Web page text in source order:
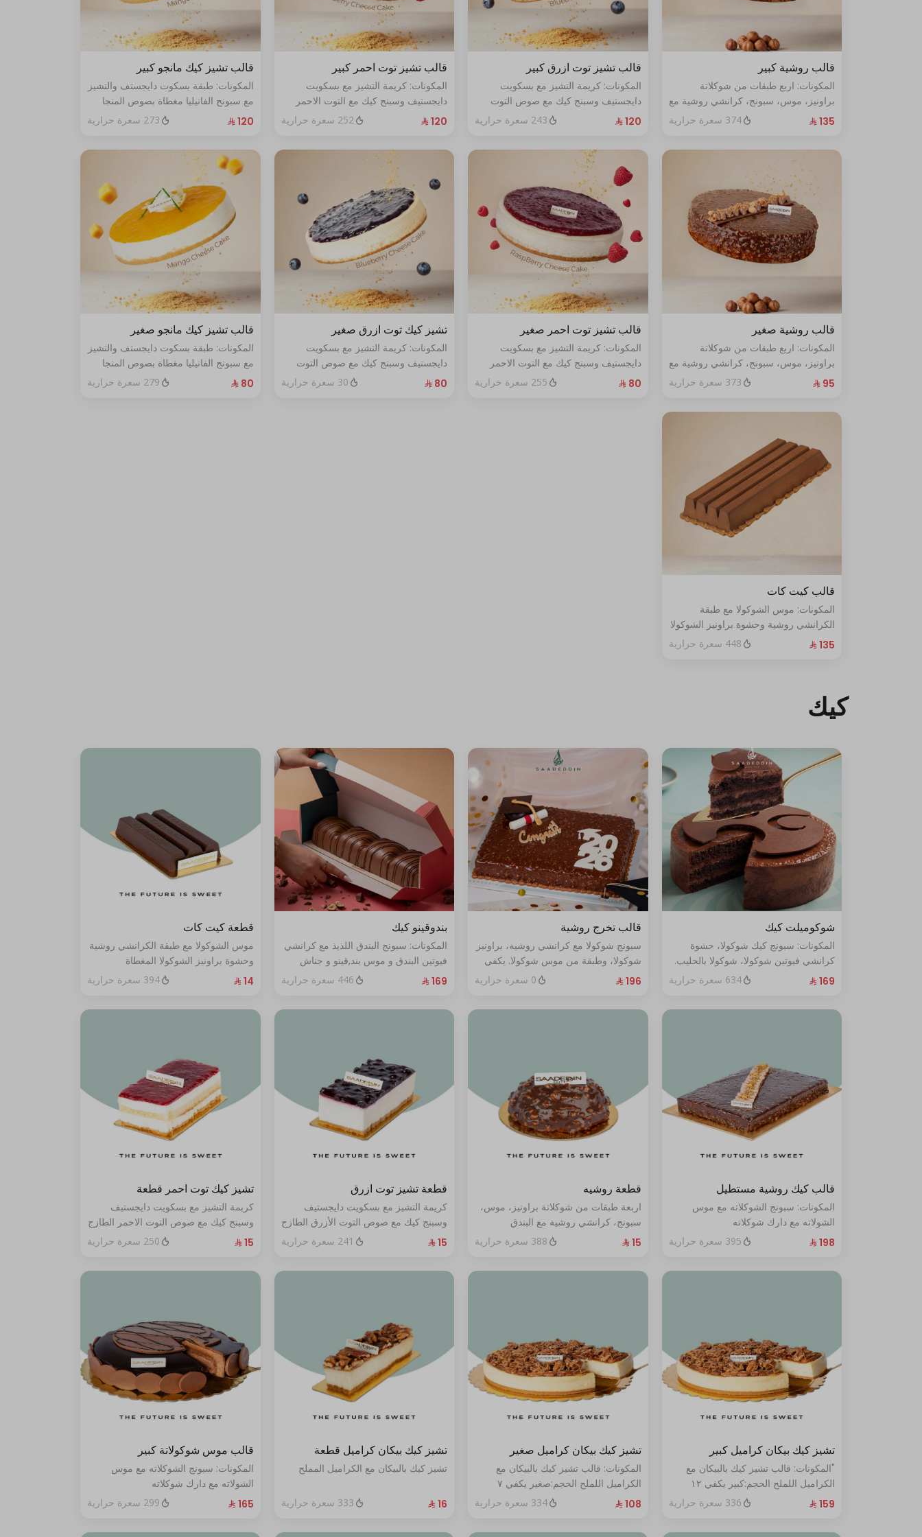
قالب روشية كبير
المكونات: اربع طبقات من شوكلاتة
براونيز، موس، سبونج، كرانشي روشية مع
البندق الحجم الحجم:كبير يكفي١٢شخص
374 سعرة حرارية
قالب تشيز توت ازرق كبير
المكونات: كريمة التشيز مع بسكويت
دايجستيف وسبنج كيك مع صوص التوت
الأزرق الطازج الحجم:كبير يكفي١٢شخص
243 سعرة حرارية
قالب تشيز توت احمر كبير
المكونات: كريمة التشيز مع بسكويت
دايجستيف وسبنج كيك مع التوت الاحمر
الطازج الحجم:كبير يكفي١٢شخص
252 سعرة حرارية
قالب تشيز كيك مانجو كبير
المكونات: طبقة بسكوت دايجستف والتشيز
مع سبونج الفانيليا مغطاة بصوص المنجا
الحجم: كبير يكفي ١٢ اشخاص
273 سعرة حرارية
قالب روشية صغير
المكونات: اربع طبقات من شوكلاتة
براونيز، موس، سبونج، كرانشي روشية مع
البندق الحجم: صغير يكفي ٧ أشخاص373 سعرة حرارية
قالب تشيز توت احمر صغير
المكونات: كريمة التشيز مع بسكويت
دايجستيف وسبنج كيك مع التوت الاحمر
الطازج الحجم:صغير يكفي٧شخص
255 سعرة حرارية
تشيز كيك توت ازرق صغير
المكونات: كريمة التشيز مع بسكويت
دايجستيف وسبنج كيك مع صوص التوت
الأزرق الطازج الحجم:صغير يكفي٧شخص
30 سعرة حرارية
قالب تشيز كيك مانجو صغير
المكونات: طبقة بسكوت دايجستف والتشيز
مع سبونج الفانيليا مغطاة بصوص المنجا
الحجم: صغير يكفي ٧ اشخاص
279 سعرة حرارية
قالب كيت كات
المكونات: موس الشوكولا مع طبقة
الكرانشي روشية وحشوة براونيز الشوكولا
المغطاة بالكراميل
448 سعرة حرارية
كيك
شوكوميلت كيك
المكونات: سبونج كيك شوكولا، حشوة
كرانشي فيوتين شوكولا، شوكولا بالحليب.
(تكفي من ٨ إلى ١٠ شخصًا)
634 سعرة حرارية
قالب تخرج روشية
سبونج شوكولا مع كرانشي روشيه، براونيز
شوكولا، وطبقة من موس شوكولا. يكفي
من ١٠ إلى ١٢ شخصًا
0 سعرة حرارية
بندوقينو كيك
المكونات: سبونج البندق اللذيذ مع كرانشي
فيوتين البندق و موس بند,قينو و جناش
البندق مع طبقة شوكولا ناعمة (تكفي من
446 سعرة حرارية
قطعة كيت كات
موس الشوكولا مع طبقة الكرانشي روشية
وحشوة براونيز الشوكولا المغطاة
بالكراميل
394 سعرة حرارية
قالب كيك روشية مستطيل
المكونات: سبونج الشوكلاته مع موس
الشولاته مع دارك شوكلاته
الحجم:صغير:يكفي ١٤ أشخاص"
395 سعرة حرارية
قطعة روشيه
اربعة طبقات من شوكلاتة براونيز، موس،
سبونج، كرانشي روشية مع البندق
388 سعرة حرارية
قطعة تشيز توت ازرق
كريمة التشيز مع بسكويت دايجستيف
وسبنج كيك مع صوص التوت الأزرق الطازج
241 سعرة حرارية
تشيز كيك توت احمر قطعة
كريمة التشيز مع بسكويت دايجستيف
وسبنج كيك مع صوص التوت الاحمر الطازج
250 سعرة حرارية
تشيز كيك بيكان كراميل كبير
"المكونات: قالب تشيز كيك بالبيكان مع
الكراميل اللملح الحجم:كبير يكفي ١٢
أشخاص"
336 سعرة حرارية
تشيز كيك بيكان كراميل صغير
المكونات: قالب تشيز كيك بالبيكان مع
الكراميل اللملح الحجم:صغير يكفي ٧
أشخاص
334 سعرة حرارية
تشيز كيك بيكان كراميل قطعة
تشيز كيك بالبيكان مع الكراميل المملح
333 سعرة حرارية
قالب موس شوكولاتة كبير
المكونات: سبونج الشوكلاته مع موس
الشولاته مع دارك شوكلاته
الحجم:كبير يكفي ١٢ أشخاص"
299 سعرة حرارية